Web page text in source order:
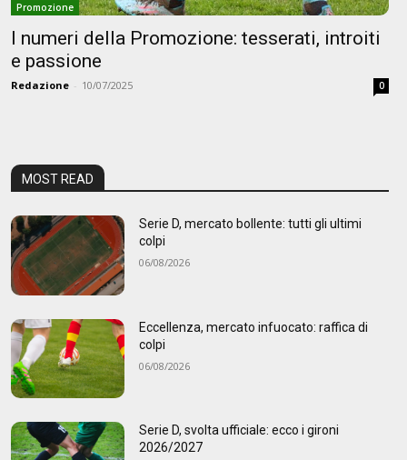
Promozione
I numeri della Promozione: tesserati, introiti
e passione
Redazione - 10/07/2025 0
MOST READ
Serie D, mercato bollente: tutti gli ultimi
colpi
06/08/2026
Eccellenza, mercato infuocato: raffica di
colpi
06/08/2026
Serie D, svolta ufficiale: ecco i gironi
2026/2027